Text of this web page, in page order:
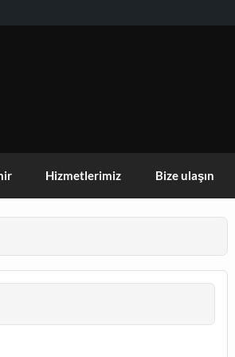
GRUBU
Hizmetlerimiz Bize ulaşın